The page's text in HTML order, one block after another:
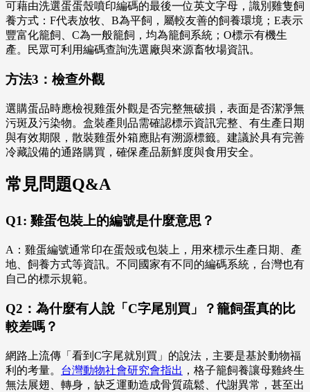
可藉由洗選蛋蛋殼噴印編碼的最後一位英文字母，識別雞隻飼
養方式：F代表放牧、B為平飼，屬較友善的飼養環境；E表示
豐富化籠飼、C為一般籠飼，均為籠飼系統；O標示有機生
產。民眾可利用編碼查詢洗選廠與來源畜牧場資訊。
方法3：檢查外觀
選購蛋品時應檢視雞蛋外觀是否完整無破損，表面是否潔淨無
污斑及污染物。盒裝產則品需確認標示資訊完整、有生產日期
與有效期限，散裝雞蛋外箱應貼有溯源標籤。建議於具有完善
冷藏設備的通路購買，確保產品新鮮度與食用安全。
常見問題Q&A
Q1: 雞蛋包裝上的編號是什麼意思？
A：雞蛋編號通常印在蛋殼或包裝上，用來標示生產日期、產
地、飼養方式等資訊。不同國家有不同的編碼系統，台灣也有
自己的標示規範。
Q2：為什麼有人說「C字尾別買」？籠飼蛋真的比
較差嗎？
網路上流傳「看到C字尾就別買」的說法，主要是基於動物福
利的考量。 台灣動物社會研究會指出 ，格子籠飼養讓母雞終生
無法展翅、轉身，缺乏運動造成骨質疏鬆、代謝異常，甚至出